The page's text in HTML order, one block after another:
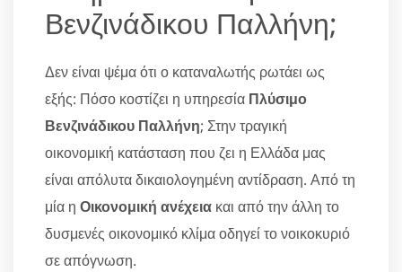
Βενζινάδικου Παλλήνη;
Δεν είναι ψέμα ότι ο καταναλωτής ρωτάει ως
εξής: Πόσο κοστίζει η υπηρεσία Πλύσιμο
Βενζινάδικου Παλλήνη; Στην τραγική
οικονομική κατάσταση που ζει η Ελλάδα μας
είναι απόλυτα δικαιολογημένη αντίδραση. Από τη
μία η Οικονομική ανέχεια και από την άλλη το
δυσμενές οικονομικό κλίμα οδηγεί το νοικοκυριό
σε απόγνωση.